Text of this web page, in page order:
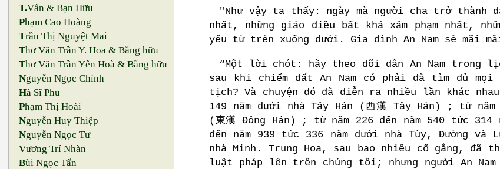
T.Vấn & Bạn Hữu
Phạm Cao Hoàng
Trần Thị Nguyệt Mai
Thơ Văn Trần Y. Hoa & Bằng hữu
Thơ Văn Trần Yên Hoà & Bằng hữu
Nguyễn Ngọc Chính
Hà Sĩ Phu
Phạm Thị Hoài
Nguyễn Huy Thiệp
Nguyễn Ngọc Tư
Vương Trí Nhàn
Bùi Ngọc Tấn
"Như vậy ta thấy: ngày mà người cha trở thành
nhất, những giáo điều bất khả xâm phạm nhất,
yếu từ trên xuống dưới. Gia đình An Nam sẽ mãi
“Một lời chót: hãy theo dõi dân An Nam trong
sau khi chiếm đất An Nam có phải đã tìm đủ
tịch? Và chuyện đó đã diễn ra nhiều lần khác
149 năm dưới nhà Tây Hán (西漢 Tây Hán) ; từ
(東漢 Đông Hán) ; từ năm 226 đến năm 540 tức
đến năm 939 tức 336 năm dưới nhà Tùy, Đường và
nhà Minh. Trung Hoa, sau bao nhiêu cố gắng,
luật pháp lên trên chúng tôi; nhưng người An